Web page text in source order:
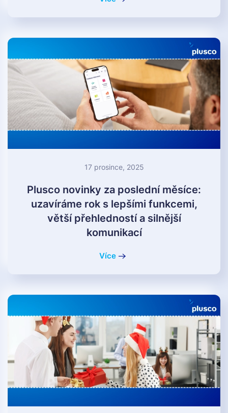
17 prosince, 2025
Plusco novinky za poslední měsíce:
uzavíráme rok s lepšími funkcemi,
větší přehledností a silnější
komunikací
Více